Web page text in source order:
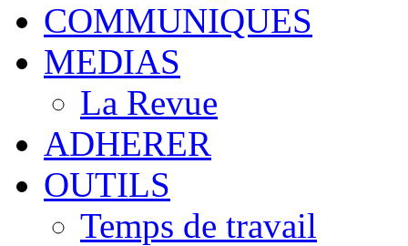
COMMUNIQUES
MEDIAS
La Revue
ADHERER
OUTILS
Temps de travail